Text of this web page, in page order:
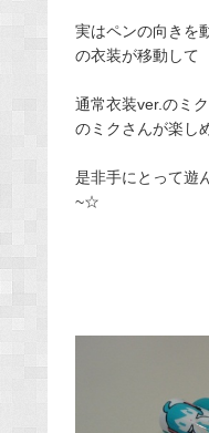
実はペンの向きを
の衣装が移動して
通常衣装ver.のミ
のミクさんが楽し
是非手にとって遊
~☆